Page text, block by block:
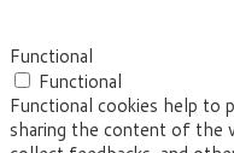
Functional
Functional
Functional cookies help to
sharing the content of the